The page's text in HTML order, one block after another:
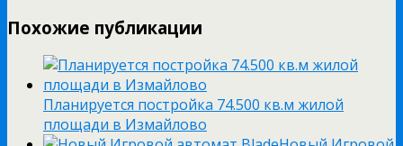
Похожие публикации
Планируется постройка 74.500 кв.м жилой
площади в Измайлово